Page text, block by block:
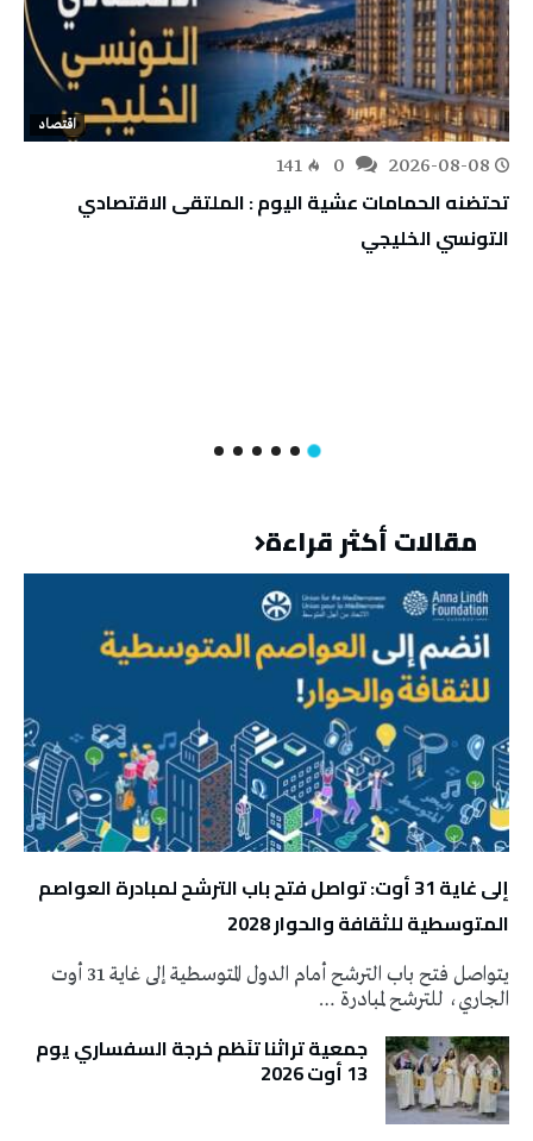
اقتصاد
2026-08-08
141
تحتضنه الحمامات عشية اليوم : الملتقى الاقتصادي
التونسي الخليجي
مقالات أكثر قراءة
إلى غاية 31 أوت: تواصل فتح باب الترشح لمبادرة العواصم
المتوسطية للثقافة والحوار 2028
يتواصل فتح باب الترشح أمام الدول المتوسطية إلى غاية 31 أوت
الجاري، للترشح لمبادرة …
جمعية تراثنا تنَظم خرجة السفساري يوم
13 أوت 2026